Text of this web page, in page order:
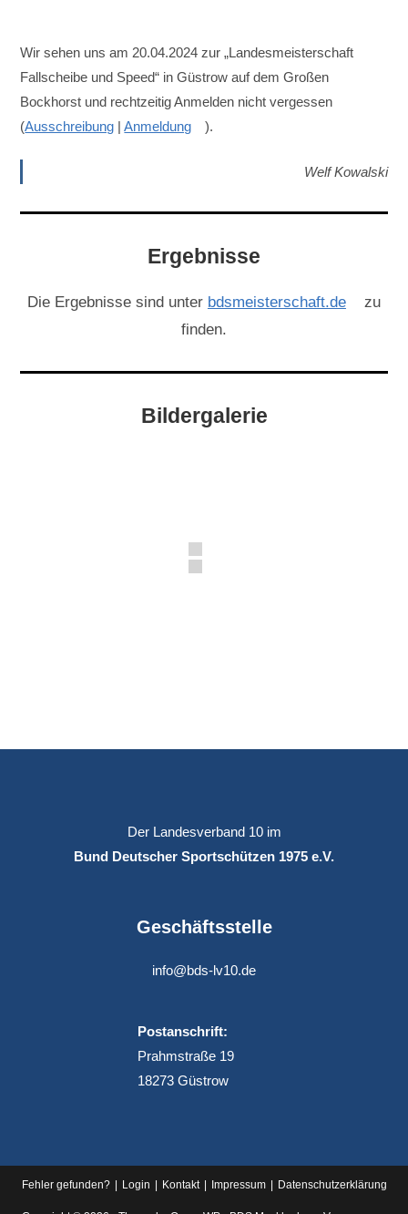
Wir sehen uns am 20.04.2024 zur „Landesmeisterschaft
Fallscheibe und Speed“ in Güstrow auf dem Großen
Bockhorst und rechtzeitig Anmelden nicht vergessen
(Ausschreibung |Anmeldung ).
Welf Kowalski
Ergebnisse
Die Ergebnisse sind unter bdsmeisterschaft.de
zu
finden.
Bildergalerie
Der Landesverband 10 im
Bund Deutscher Sportschützen 1975 e.V.
Geschäftsstelle
info@bds-lv10.de
Postanschrift:
Prahmstraße 19
18273 Güstrow
Fehler gefunden? Login Kontakt Impressum Datenschutz­erklärung